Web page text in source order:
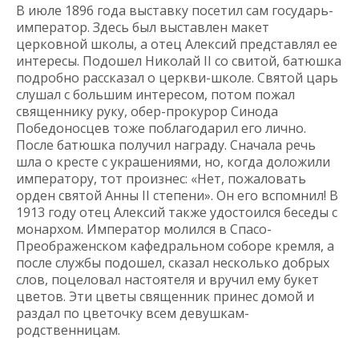
В июле 1896 года выставку посетил сам государь-
император. Здесь был выставлен макет
церковной школы, а отец Алексий представлял ее
интересы. Подошел Николай II со свитой, батюшка
подробно рассказал о церкви-школе. Святой царь
слушал с большим интересом, потом пожал
священнику руку, обер-прокурор Синода
Победоносцев тоже поблагодарил его лично.
После батюшка получил награду. Сначала речь
шла о кресте с украшениями, но, когда доложили
императору, тот произнес: «Нет, пожаловать
орден святой Анны II степени». Он его вспомнил! В
1913 году отец Алексий также удостоился беседы с
монархом. Император молился в Спасо-
Преображенском кафедральном соборе кремля, а
после службы подошел, сказал несколько добрых
слов, поцеловал настоятеля и вручил ему букет
цветов. Эти цветы священник принес домой и
раздал по цветочку всем девушкам-
родственницам.